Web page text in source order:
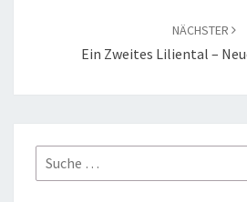
NÄCHSTER
Ein Zweites Liliental –
Suche
nach: